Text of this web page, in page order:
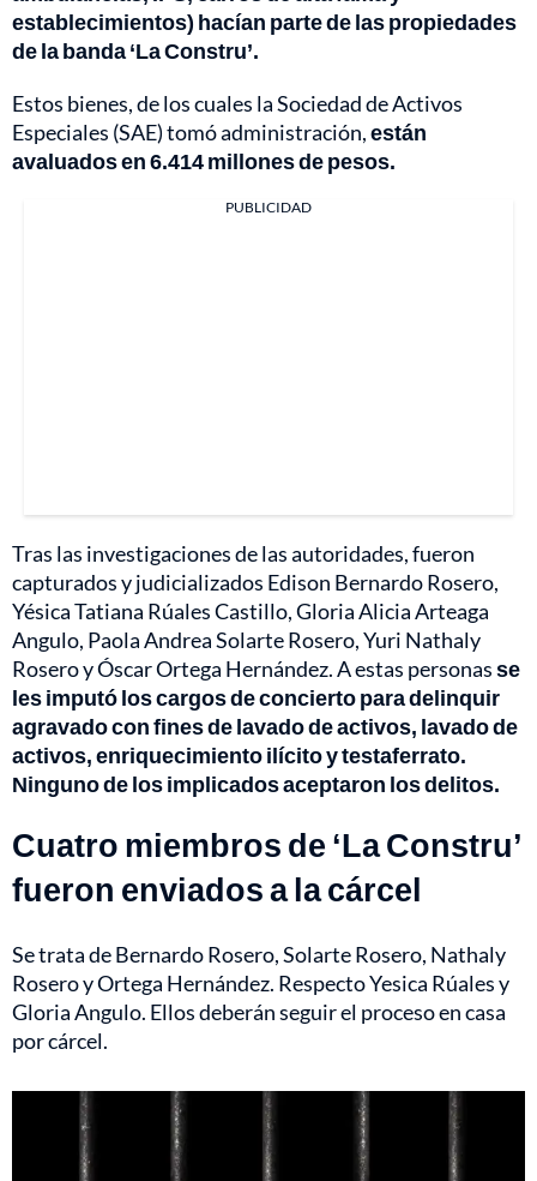
establecimientos) hacían parte de las propiedades
de la banda ‘La Constru’.
Estos bienes, de los cuales la Sociedad de Activos
Especiales (SAE) tomó administración,están
avaluados en 6.414 millones de pesos.
PUBLICIDAD
Tras las investigaciones de las autoridades, fueron
capturados y judicializados Edison Bernardo Rosero,
Yésica Tatiana Rúales Castillo, Gloria Alicia Arteaga
Angulo, Paola Andrea Solarte Rosero, Yuri Nathaly
Rosero y Óscar Ortega Hernández. A estas personasse
les imputó los cargos de concierto para delinquir
agravado con fines de lavado de activos, lavado de
activos, enriquecimiento ilícito y testaferrato.
Ninguno de los implicados aceptaron los delitos.
Cuatro miembros de ‘La Constru’
fueron enviados a la cárcel
Se trata de Bernardo Rosero, Solarte Rosero, Nathaly
Rosero y Ortega Hernández. Respecto Yesica Rúales y
Gloria Angulo. Ellos deberán seguir el proceso en casa
por cárcel.